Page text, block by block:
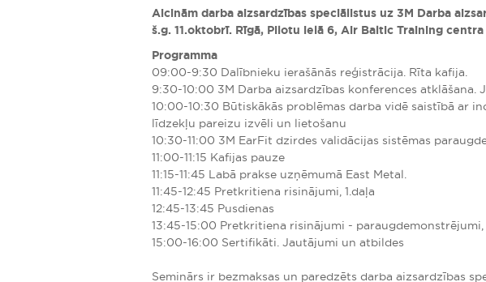
Aicinām darba aizsardzības speciālistus uz 3M Darba
š.g. 11.oktobrī. Rīgā, Pilotu ielā 6, Air Baltic Training
Programma
09:00-9:30 Dalībnieku ierašānās reģistrācija. Rīta kafija.
9:30-10:00 3M Darba aizsardzības konferences atklāšana.
10:00-10:30 Būtiskākās problēmas darba vidē saistībā ar
līdzekļu pareizu izvēli un lietošanu
10:30-11:00 3M EarFit dzirdes validācijas sistēmas
11:00-11:15 Kafijas pauze
11:15-11:45 Labā prakse uzņēmumā East Metal.
11:45-12:45 Pretkritiena risinājumi, 1.daļa
12:45-13:45 Pusdienas
13:45-15:00 Pretkritiena risinājumi - paraugdemonstrējumi,
15:00-16:00 Sertifikāti. Jautājumi un atbildes
Seminārs ir bezmaksas un paredzēts darba aizsardzības